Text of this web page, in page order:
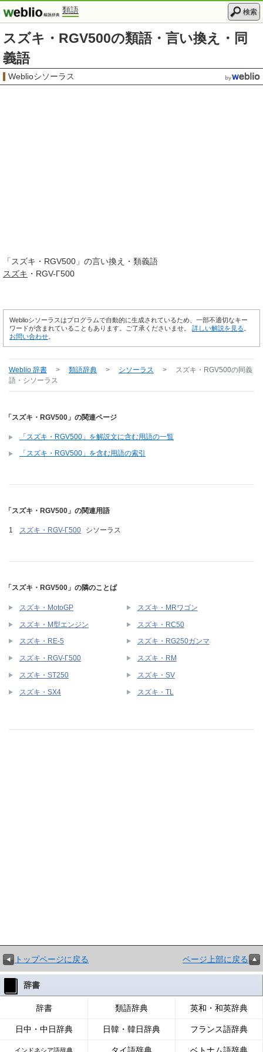
類語 検索
スズキ・RGV500の類語・言い換え・同
義語
Weblioシソーラス
「 スズキ・RGV500 」の言い換え・類義語
スズキ ・RGV-Γ500
Weblioシソーラスはプログラムで自動的に生成されているため、一部不適切なキー
ワードが含まれていることもあります。ご了承くださいませ。 詳しい解説を見る
お問い合わせ
Weblio 辞書 > 類語辞典 > シソーラス > スズキ・RGV500の同義
語・シソーラス
「スズキ・RGV500」の関連ページ
「スズキ・RGV500」を解説文に含む用語の一覧
「スズキ・RGV500」を含む用語の索引
「スズキ・RGV500」の関連用語
スズキ・RGV-Γ500 シソーラス
「スズキ・RGV500」の隣のことば
スズキ・MotoGP スズキ・MRワゴン
スズキ・M型エンジン スズキ・RC50
スズキ・RE-5 スズキ・RG250ガンマ
スズキ・RGV-Γ500 スズキ・RM
スズキ・ST250 スズキ・SV
スズキ・SX4 スズキ・TL
トップページに戻る ページ上部に戻る
辞書
辞書 類語辞典 英和・和英辞典
日中・中日辞典 日韓・韓日辞典 フランス語辞典
インドネシア語辞典